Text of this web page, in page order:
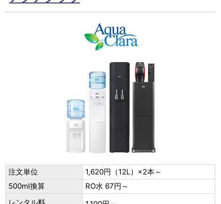
注文単位
1,620円（12L）×2本～
500ml換算
RO水 67円～
レンタル料